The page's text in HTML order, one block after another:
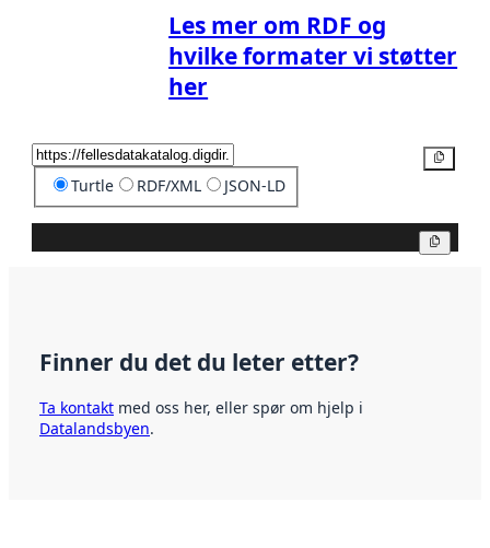
Les mer om RDF og
hvilke formater vi støtter
her
Turtle RDF/XML JSON-LD
Finner du det du leter etter?
Ta kontakt med oss her, eller spør om hjelp i
Datalandsbyen.